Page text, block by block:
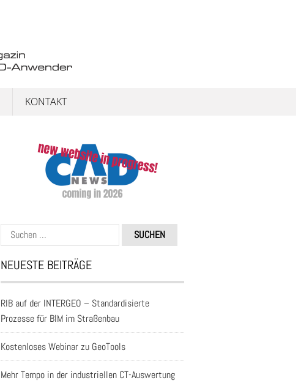
KONTAKT
Suchen
nach:
NEUESTE BEITRÄGE
RIB auf der INTERGEO – Standardisierte
Prozesse für BIM im Straßenbau
Kostenloses Webinar zu GeoTools
Mehr Tempo in der industriellen CT-Auswertung